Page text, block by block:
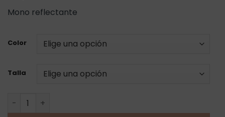
Mono reflectante
Color
Talla
Mono Reflectante - Unisex cantidad